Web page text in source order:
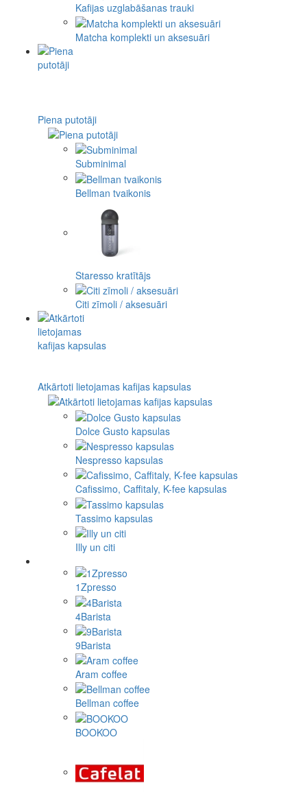
Kafijas uzglabāšanas trauki
Matcha komplekti un aksesuāri
Piena putotāji
Subminimal
Bellman tvaikonis
Staresso kratītājs
Citi zīmoli / aksesuāri
Atkārtoti lietojamas kafijas kapsulas
Dolce Gusto kapsulas
Nespresso kapsulas
Cafissimo, Caffitaly, K-fee kapsulas
Tassimo kapsulas
Illy un citi
1Zpresso
4Barista
9Barista
Aram coffee
Bellman coffee
BOOKOO